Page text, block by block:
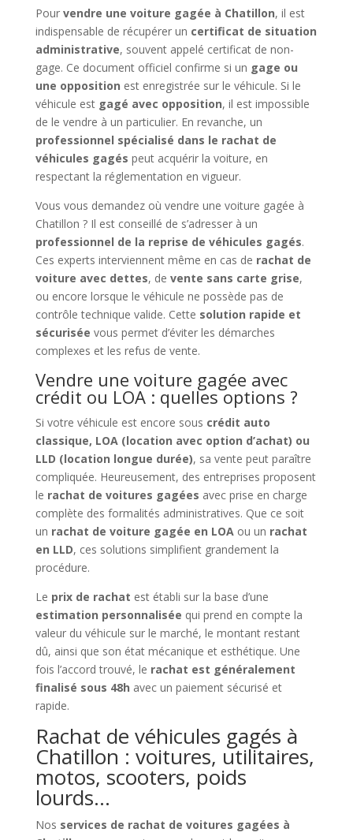
Pour vendre une voiture gagée à Chatillon, il est
indispensable de récupérer un certificat de situation
administrative, souvent appelé certificat de non-
gage. Ce document officiel confirme si un gage ou
une opposition est enregistrée sur le véhicule. Si le
véhicule est gagé avec opposition, il est impossible
de le vendre à un particulier. En revanche, un
professionnel spécialisé dans le rachat de
véhicules gagés peut acquérir la voiture, en
respectant la réglementation en vigueur.
Vous vous demandez où vendre une voiture gagée à
Chatillon ? Il est conseillé de s’adresser à un
professionnel de la reprise de véhicules gagés.
Ces experts interviennent même en cas de rachat de
voiture avec dettes, de vente sans carte grise,
ou encore lorsque le véhicule ne possède pas de
contrôle technique valide. Cette solution rapide et
sécurisée vous permet d’éviter les démarches
complexes et les refus de vente.
Vendre une voiture gagée avec
crédit ou LOA : quelles options ?
Si votre véhicule est encore sous crédit auto
classique, LOA (location avec option d’achat) ou
LLD (location longue durée), sa vente peut paraître
compliquée. Heureusement, des entreprises proposent
le rachat de voitures gagées avec prise en charge
complète des formalités administratives. Que ce soit
un rachat de voiture gagée en LOA ou un rachat
en LLD, ces solutions simplifient grandement la
procédure.
Le prix de rachat est établi sur la base d’une
estimation personnalisée qui prend en compte la
valeur du véhicule sur le marché, le montant restant
dû, ainsi que son état mécanique et esthétique. Une
fois l’accord trouvé, le rachat est généralement
finalisé sous 48h avec un paiement sécurisé et
rapide.
Rachat de véhicules gagés à
Chatillon : voitures, utilitaires,
motos, scooters, poids
lourds…
Nos services de rachat de voitures gagées à